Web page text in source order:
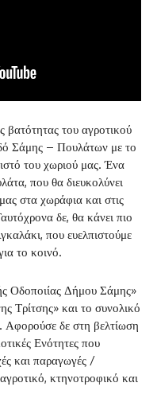
του αγροτικού
Σάμης – Πουλάτων με το
του χωριού μας. Ένα
που θα διευκολύνει
στα χωράφια και στις
δε, θα κάνει πιο
που ευελπιστούμε
το κοινό.
Οδοποιίας Δήμου Σάμης»
Τρίτσης» και το συνολικό
δε στη βελτίωση
Ενότητες που
και παραγωγές /
κτηνοτροφικό και